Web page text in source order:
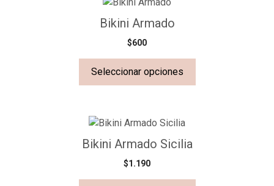
Bikini Armado
$600
Seleccionar opciones
Bikini Armado Sicilia
$1.190